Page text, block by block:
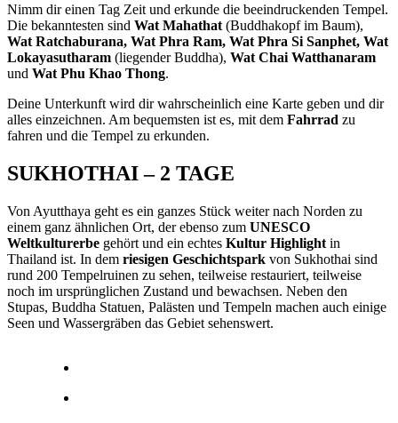
Nimm dir einen Tag Zeit und erkunde die beeindruckenden Tempel.
Die bekanntesten sind Wat Mahathat (Buddhakopf im Baum),
Wat Ratchaburana, Wat Phra Ram, Wat Phra Si Sanphet, Wat
Lokayasutharam (liegender Buddha), Wat Chai Watthanaram
und Wat Phu Khao Thong.
Deine Unterkunft wird dir wahrscheinlich eine Karte geben und dir
alles einzeichnen. Am bequemsten ist es, mit dem Fahrrad zu
fahren und die Tempel zu erkunden.
SUKHOTHAI – 2 TAGE
Von Ayutthaya geht es ein ganzes Stück weiter nach Norden zu
einem ganz ähnlichen Ort, der ebenso zum UNESCO
Weltkulturerbe gehört und ein echtes Kultur Highlight in
Thailand ist. In dem riesigen Geschichtspark von Sukhothai sind
rund 200 Tempelruinen zu sehen, teilweise restauriert, teilweise
noch im ursprünglichen Zustand und bewachsen. Neben den
Stupas, Buddha Statuen, Palästen und Tempeln machen auch einige
Seen und Wassergräben das Gebiet sehenswert.